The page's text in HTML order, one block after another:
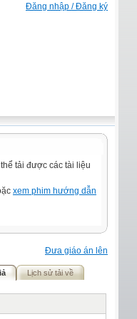
Đăng nhập / Đăng ký
tải được các tài liệu
xem phim hướng dẫn
Đưa giáo án lên
Lịch sử tải về